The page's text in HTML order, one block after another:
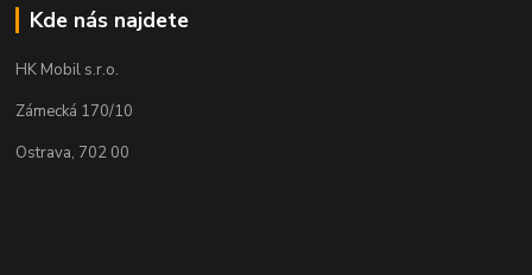
Kde nás najdete
HK Mobil s.r.o.
Zámecká 170/10
Ostrava, 702 00